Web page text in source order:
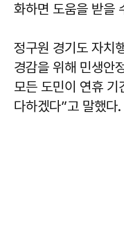
화하면 도움을 받을
정구원 경기도 자치
경감을 위해 민생안
모든 도민이 연휴
다하겠다”고 말했다.